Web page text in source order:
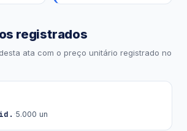
registrados
ata com o preço unitário registrado no
·5.000 un